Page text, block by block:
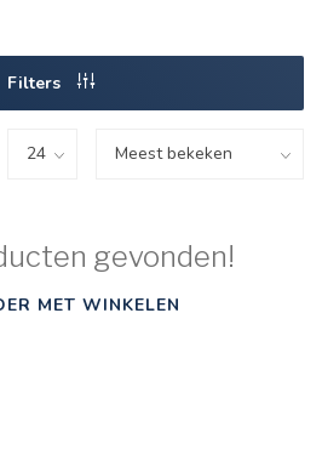
Filters
gevonden!
MET WINKELEN